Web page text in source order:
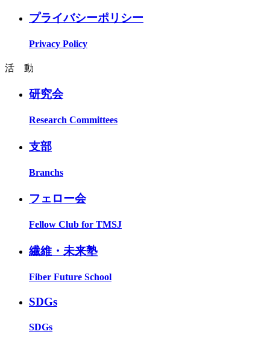
プライバシーポリシー
Privacy Policy
活 動
研究会
Research Committees
支部
Branchs
フェロー会
Fellow Club for TMSJ
繊維・未来塾
Fiber Future School
SDGs
SDGs